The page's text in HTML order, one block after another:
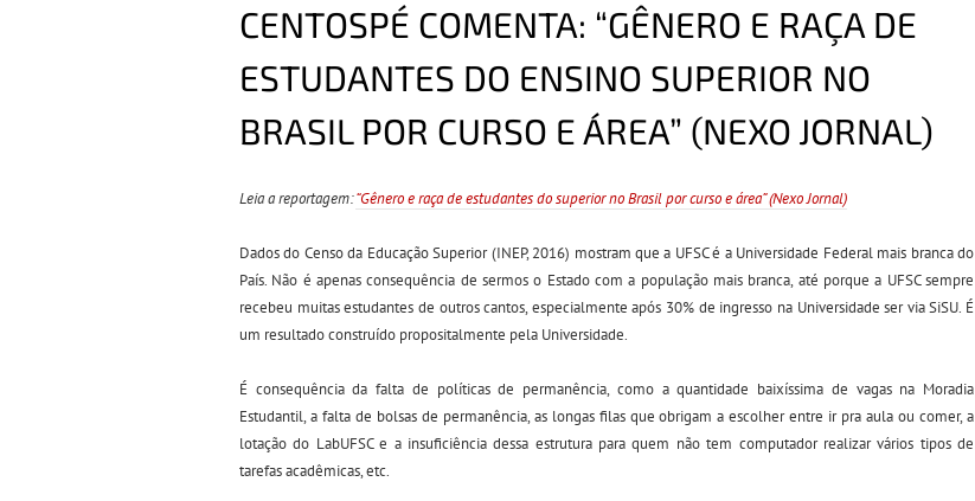
CENTOSPÉ COMENTA: “GÊNERO E RAÇA DE
ESTUDANTES DO ENSINO SUPERIOR NO
BRASIL POR CURSO E ÁREA” (NEXO JORNAL)
Leia a reportagem:“Gênero e raça de estudantes do superior no Brasil por curso e área” (Nexo Jornal)
Dados do Censo da Educação Superior (INEP, 2016) mostram que a UFSC é a Universidade Federal mais branca do
País. Não é apenas consequência de sermos o Estado com a população mais branca, até porque a UFSC sempre
recebeu muitas estudantes de outros cantos, especialmente após 30% de ingresso na Universidade ser via SiSU. É
um resultado construído propositalmente pela Universidade.
É consequência da falta de políticas de permanência, como a quantidade baixíssima de vagas na Moradia
Estudantil, a falta de bolsas de permanência, as longas filas que obrigam a escolher entre ir pra aula ou comer, a
lotação do LabUFSC e a insuficiência dessa estrutura para quem não tem computador realizar vários tipos de
tarefas acadêmicas, etc.